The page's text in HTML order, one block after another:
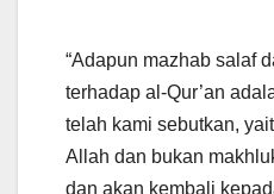
“Adapun mazhab salaf
terhadap al-Qur’an
telah kami sebutkan,
Allah dan bukan
dan akan kembali